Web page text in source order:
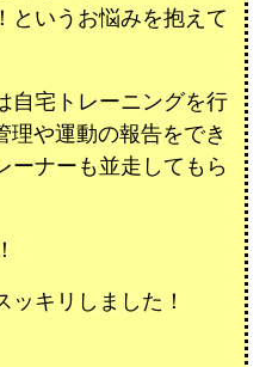
というお悩みを抱えて
自宅トレーニングを行
理や運動の報告をでき
ーナーも並走してもら
ッキリしました！